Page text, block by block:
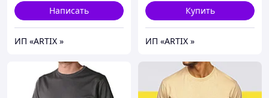
Написать
ИП «ARTIX »
Купить
ИП «ARTIX »